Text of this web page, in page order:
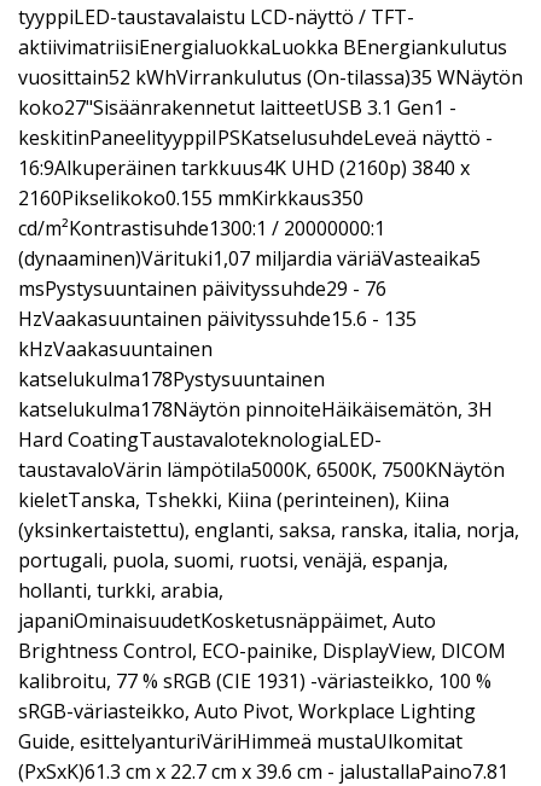
tyyppiLED-taustavalaistu LCD-näyttö / TFT-
aktiivimatriisiEnergialuokkaLuokka BEnergiankulutus
vuosittain52 kWhVirrankulutus (On-tilassa)35 WNäytön
koko27"Sisäänrakennetut laitteetUSB 3.1 Gen1 -
keskitinPaneelityyppiIPSKatselusuhdeLeveä näyttö -
16:9Alkuperäinen tarkkuus4K UHD (2160p) 3840 x
2160Pikselikoko0.155 mmKirkkaus350
cd/m²Kontrastisuhde1300:1 / 20000000:1
(dynaaminen)Värituki1,07 miljardia väriäVasteaika5
msPystysuuntainen päivityssuhde29 - 76
HzVaakasuuntainen päivityssuhde15.6 - 135
kHzVaakasuuntainen
katselukulma178Pystysuuntainen
katselukulma178Näytön pinnoiteHäikäisemätön, 3H
Hard CoatingTaustavaloteknologiaLED-
taustavaloVärin lämpötila5000K, 6500K, 7500KNäytön
kieletTanska, Tshekki, Kiina (perinteinen), Kiina
(yksinkertaistettu), englanti, saksa, ranska, italia, norja,
portugali, puola, suomi, ruotsi, venäjä, espanja,
hollanti, turkki, arabia,
japaniOminaisuudetKosketusnäppäimet, Auto
Brightness Control, ECO-painike, DisplayView, DICOM
kalibroitu, 77 % sRGB (CIE 1931) -väriasteikko, 100 %
sRGB-väriasteikko, Auto Pivot, Workplace Lighting
Guide, esittelyanturiVäriHimmeä mustaUlkomitat
(PxSxK)61.3 cm x 22.7 cm x 39.6 cm - jalustallaPaino7.81